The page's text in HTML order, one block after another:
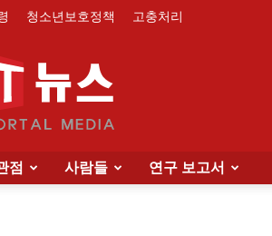
청소년보호정책 고충처리
점 사람들 연구 보고서